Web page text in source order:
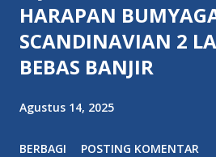
HARAPAN
SCANDINAVIAN 2
BEBAS BANJIR
Agustus 14, 2025
BERBAGI POSTING KOMENTAR